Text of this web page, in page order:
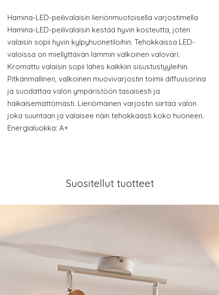
Hamina-LED-peilivalaisin lieriönmuotoisella varjostimella
Hamina-LED-peilivalaisin kestää hyvin kosteutta, joten
valaisin sopii hyvin kylpyhuonetiloihin. Tehokkaissa LED-
valoissa on miellyttävän lämmin valkoinen valoväri.
Kromattu valaisin sopii lähes kaikkiin sisustustyyleihin.
Pitkänmallinen, valkoinen muovivarjostin toimii diffuusorina
ja suodattaa valon ympäristöön tasaisesti ja
häikäisemättömästi. Lieriömäinen varjostin siirtää valon
joka suuntaan ja valaisee näin tehokkaasti koko huoneen.
Energialuokka: A+
Suositellut tuotteet